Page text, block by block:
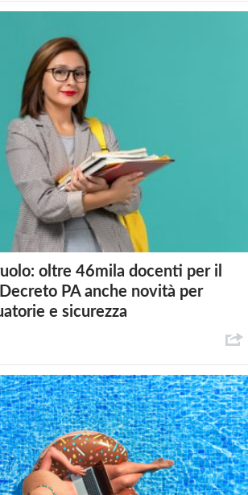
oltre 46mila docenti per il
PA anche novità per
e sicurezza